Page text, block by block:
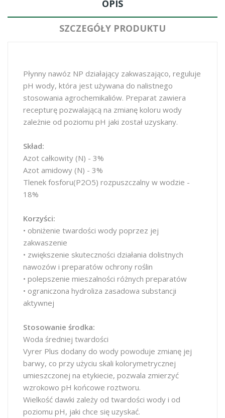
OPIS
SZCZEGÓŁY PRODUKTU
Płynny nawóz NP działający zakwaszająco, reguluje
pH wody, która jest używana do nalistnego
stosowania agrochemikaliów. Preparat zawiera
recepturę pozwalającą na zmianę koloru wody
zależnie od poziomu pH jaki został uzyskany.
Skład:
Azot całkowity (N) - 3%
Azot amidowy (N) - 3%
Tlenek fosforu(P2O5) rozpuszczalny w wodzie -
18%
Korzyści:
• obniżenie twardości wody poprzez jej
zakwaszenie
• zwiększenie skuteczności działania dolistnych
nawozów i preparatów ochrony roślin
• polepszenie mieszalności różnych preparatów
• ograniczona hydroliza zasadowa substancji
aktywnej
Stosowanie środka:
Woda średniej twardości
Vyrer Plus dodany do wody powoduje zmianę jej
barwy, co przy użyciu skali kolorymetrycznej
umieszczonej na etykiecie, pozwala zmierzyć
wzrokowo pH końcowe roztworu.
Wielkość dawki zależy od twardości wody i od
poziomu pH, jaki chce się uzyskać.